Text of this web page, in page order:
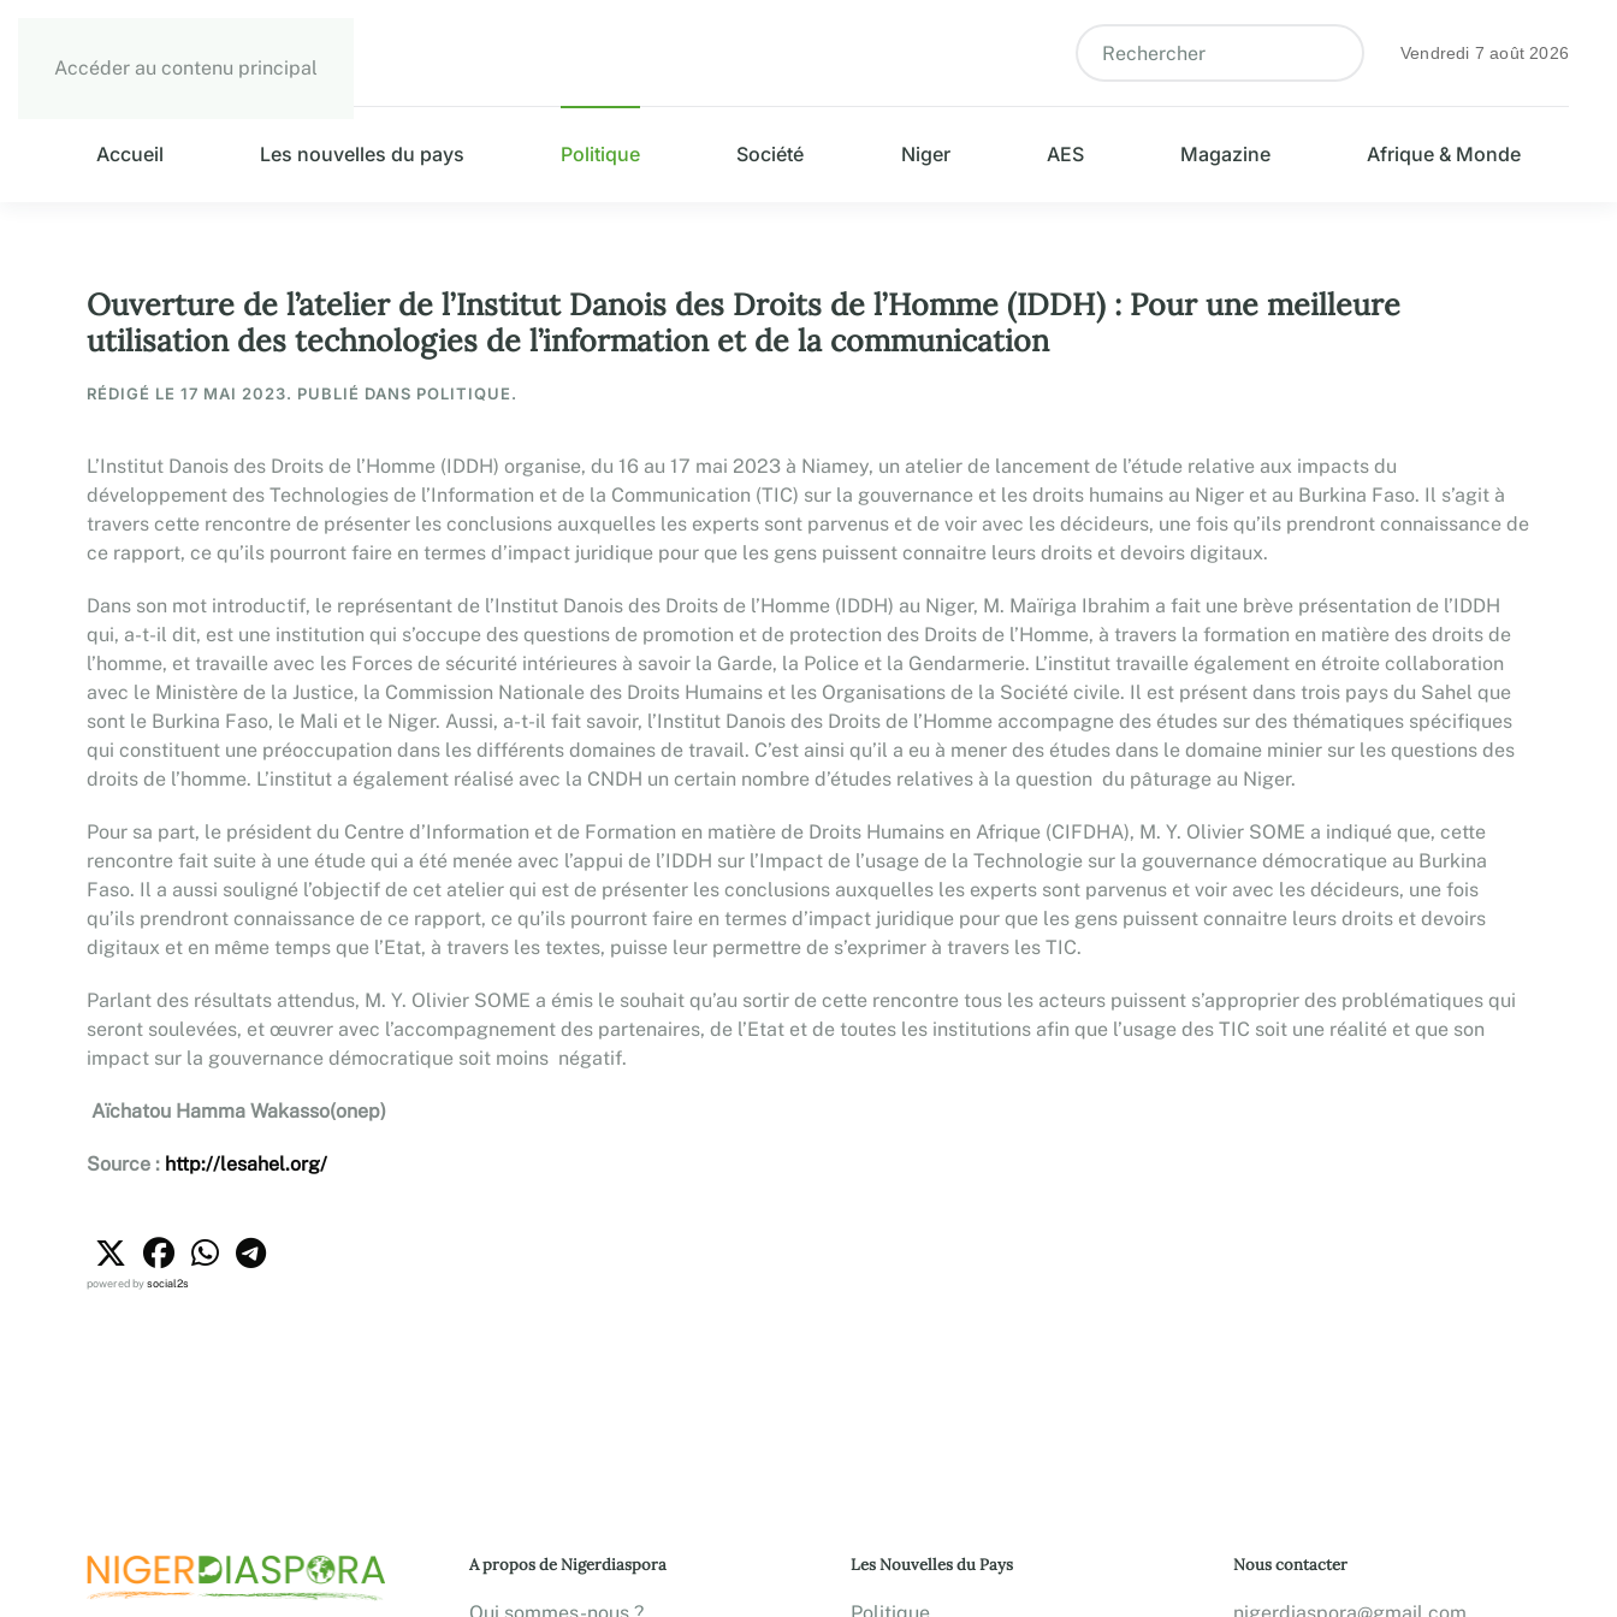
Accéder au contenu principal
Vendredi 7 août 2026
Accueil Les nouvelles du pays Politique Société Niger AES Magazine Afrique & Monde
Ouverture de l’atelier de l’Institut Danois des Droits de l’Homme (IDDH) : Pour une meilleure
utilisation des technologies de l’information et de la communication
RÉDIGÉ LE 17 MAI 2023. PUBLIÉ DANS POLITIQUE.
L’Institut Danois des Droits de l’Homme (IDDH) organise, du 16 au 17 mai 2023 à Niamey, un atelier de lancement de l’étude relative aux impacts du
développement des Technologies de l’Information et de la Communication (TIC) sur la gouvernance et les droits humains au Niger et au Burkina Faso. Il s’agit à
travers cette rencontre de présenter les conclusions auxquelles les experts sont parvenus et de voir avec les décideurs, une fois qu’ils prendront connaissance de
ce rapport, ce qu’ils pourront faire en termes d’impact juridique pour que les gens puissent connaitre leurs droits et devoirs digitaux.
Dans son mot introductif, le représentant de l’Institut Danois des Droits de l’Homme (IDDH) au Niger, M. Maïriga Ibrahim a fait une brève présentation de l’IDDH
qui, a-t-il dit, est une institution qui s’occupe des questions de promotion et de protection des Droits de l’Homme, à travers la formation en matière des droits de
l’homme, et travaille avec les Forces de sécurité intérieures à savoir la Garde, la Police et la Gendarmerie. L’institut travaille également en étroite collaboration
avec le Ministère de la Justice, la Commission Nationale des Droits Humains et les Organisations de la Société civile. Il est présent dans trois pays du Sahel que
sont le Burkina Faso, le Mali et le Niger. Aussi, a-t-il fait savoir, l’Institut Danois des Droits de l’Homme accompagne des études sur des thématiques spécifiques
qui constituent une préoccupation dans les différents domaines de travail. C’est ainsi qu’il a eu à mener des études dans le domaine minier sur les questions des
droits de l’homme. L’institut a également réalisé avec la CNDH un certain nombre d’études relatives à la question du pâturage au Niger.
Pour sa part, le président du Centre d’Information et de Formation en matière de Droits Humains en Afrique (CIFDHA), M. Y. Olivier SOME a indiqué que, cette
rencontre fait suite à une étude qui a été menée avec l’appui de l’IDDH sur l’Impact de l’usage de la Technologie sur la gouvernance démocratique au Burkina
Faso. Il a aussi souligné l’objectif de cet atelier qui est de présenter les conclusions auxquelles les experts sont parvenus et voir avec les décideurs, une fois
qu’ils prendront connaissance de ce rapport, ce qu’ils pourront faire en termes d’impact juridique pour que les gens puissent connaitre leurs droits et devoirs
digitaux et en même temps que l’Etat, à travers les textes, puisse leur permettre de s’exprimer à travers les TIC.
Parlant des résultats attendus, M. Y. Olivier SOME a émis le souhait qu’au sortir de cette rencontre tous les acteurs puissent s’approprier des problématiques qui
seront soulevées, et œuvrer avec l’accompagnement des partenaires, de l’Etat et de toutes les institutions afin que l’usage des TIC soit une réalité et que son
impact sur la gouvernance démocratique soit moins négatif.
Aïchatou Hamma Wakasso(onep)
Source : http://lesahel.org/
powered bysocial2s
A propos de Nigerdiaspora Les Nouvelles du Pays Nous contacter